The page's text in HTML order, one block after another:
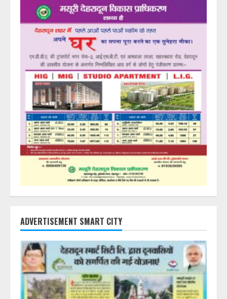
ADVERTISEMENT SMART CITY